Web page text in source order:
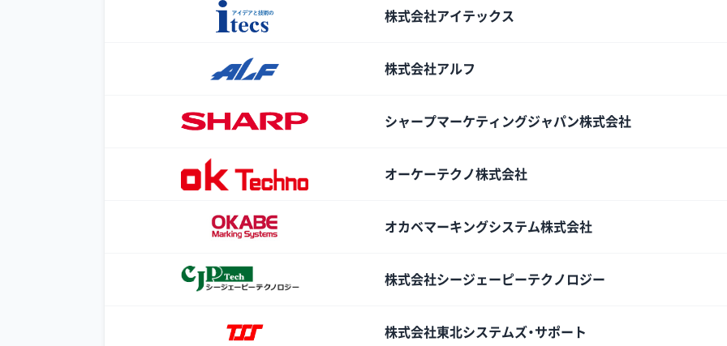
株式会社アイテックス
株式会社アルフ
シャープマーケティングジャパン株式会社
オーケーテクノ株式会社
オカベマーキングシステム株式会社
株式会社シージェーピーテクノロジー
株式会社東北システムズ・サポート